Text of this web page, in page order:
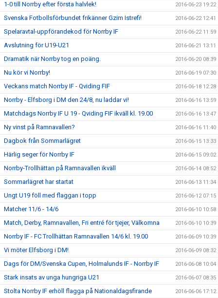
1-0 till Norrby efter första halvlek! 2016-06-23 19:22
Svenska Fotbollsförbundet frikänner Gzim Istrefi! 2016-06-22 12:41
Spelaravtal-uppförandekod för Norrby IF 2016-06-22 11:59
Avslutning för U19-U21 2016-06-21 13:11
Dramatik när Norrby tog en poäng. 2016-06-20 08:39
Nu kör vi Norrby! 2016-06-19 07:30
Veckans match Norrby IF - Qviding FIF 2016-06-18 12:28
Norrby - Elfsborg i DM den 24/8, nu laddar vi! 2016-06-16 13:59
Matchdags Norrby IF U 19 - Qviding FIF ikväll kl. 19.00 2016-06-16 13:47
Ny vinst på Ramnavallen? 2016-06-16 11:40
Dagbok från Sommarlägret 2016-06-15 13:33
Härlig seger för Norrby IF 2016-06-15 09:02
Norrby-Trollhättan på Ramnavallen ikväll 2016-06-14 08:52
Sommarlägret har startat 2016-06-13 11:34
Ungt U19 föll med flaggan i topp 2016-06-12 07:15
Matcher 11/6 - 14/6 2016-06-10 10:58
Match, Derby, Ramnavallen, Fri entré för tjejer, Välkomna 2016-06-10 10:39
Norrby IF - FC Trollhättan Ramnavallen 14/6 kl. 19.00 2016-06-09 10:39
Vi möter Elfsborg i DM! 2016-06-09 08:32
Dags för DM/Svenska Cupen, Holmalunds IF - Norrby IF 2016-06-08 10:04
Stark insats av unga hungriga U21 2016-06-07 08:35
Stolta Norrby IF erhöll flagga på Nationaldagsfirande 2016-06-06 17:12